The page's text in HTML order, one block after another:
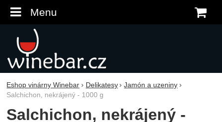
Menu
Eshop vinárny Winebar Delikatesy
Jamón a uzeniny
Salchichon, nekrájený - 1000 g
Salchichon, nekrájený -